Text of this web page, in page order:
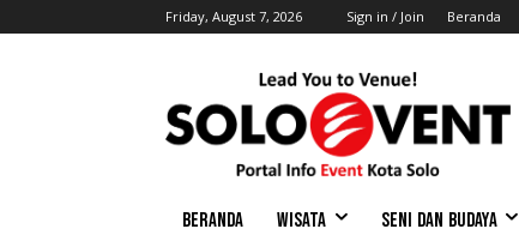
Friday, August 7, 2026 Sign in / Join Beranda
BERANDA WISATA SENI DAN BUDAYA